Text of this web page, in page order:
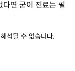
면 굳이 진료는 필
석될 수 없습니다.